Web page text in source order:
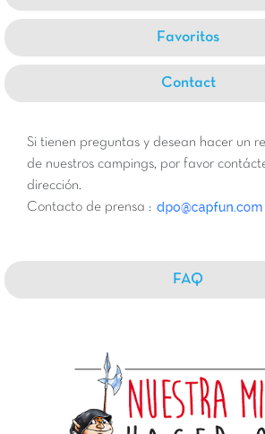
Favoritos
Contact
Si tienen preguntas y desean hacer un
de nuestros campings, por favor
dirección.
Contacto de prensa :
FAQ